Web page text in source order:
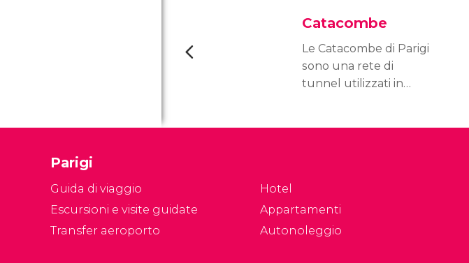
Catacombe
Le Catacombe di Parigi
sono una rete di
tunnel utilizzati in
Parigi
Guida di viaggio
Escursioni e visite guidate
Transfer aeroporto
Hotel
Appartamenti
Autonoleggio